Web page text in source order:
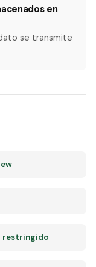
en
se transmite
restringido